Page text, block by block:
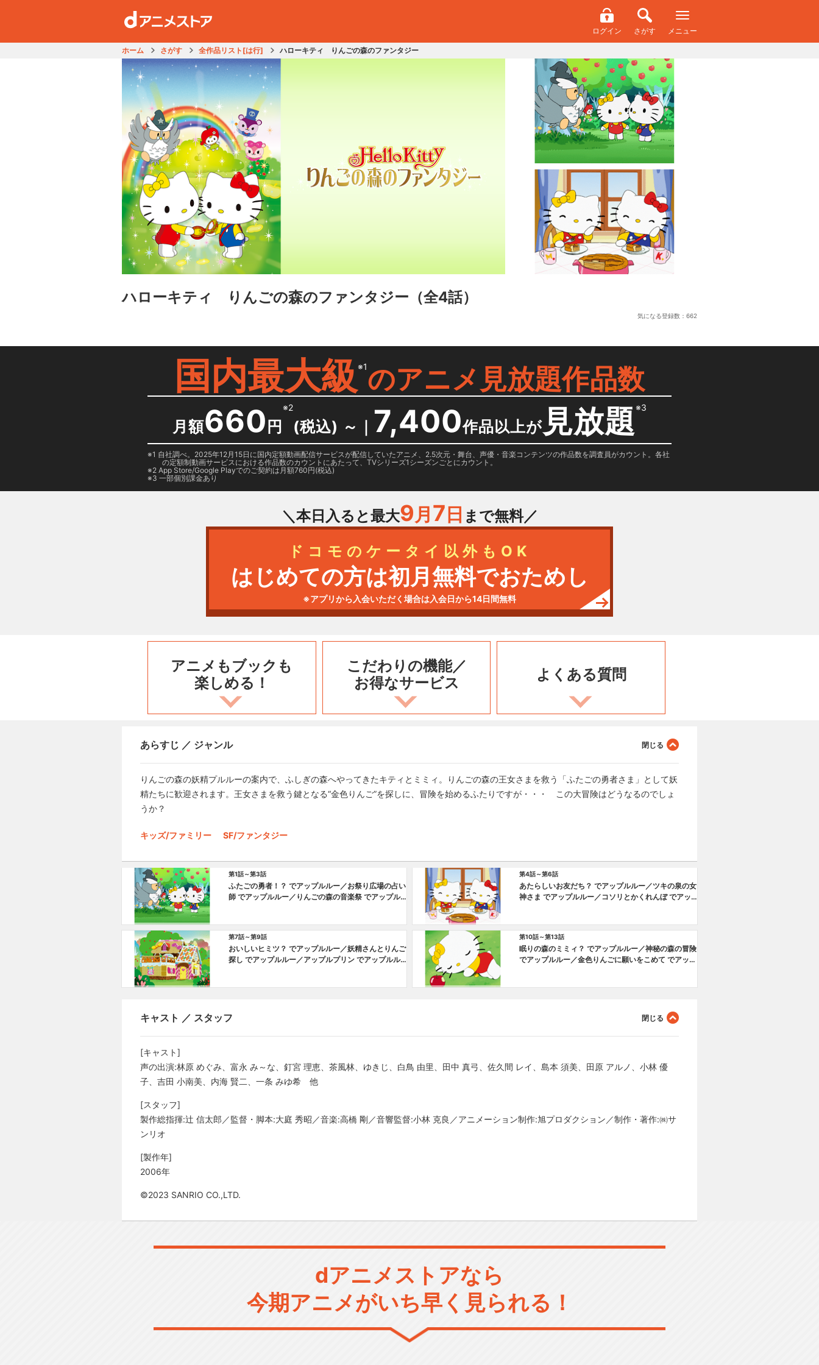
ログイン さがす メニュー
ホーム さがす 全作品リスト[は行] ハローキティ りんごの森のファンタジー
ハローキティ りんごの森のファンタジー （全4話）
気になる登録数： 662
国内最大級 ※1のアニメ見放題作品数
月額660 円
※2
(税込) ～ ｜ 7,400作品以上が 見放題※3
1 自社調べ。2025年12月15日に国内定額動画配信サービスが配信していたアニメ、2.5次元・舞台、声優・音楽コンテンツの作品数を調査員がカウント。各社
の定額制動画サービスにおける作品数のカウントにあたって、TVシリーズ1シーズンごとにカウント。
2 App Store/Google Playでのご契約は月額760円(税込)
3 一部個別課金あり
＼本日入ると最大9月 7 日 まで無料／
ドコモのケータイ以外もOK
はじめての方は初月無料でおためし
※アプリから入会いただく場合は入会日から14日間無料
アニメもブックも
楽しめる！
こだわりの機能／
お得なサービス
よくある質問
あらすじ ／ ジャンル
りんごの森の妖精プルルーの案内で、ふしぎの森へやってきたキティとミミィ。りんごの森の王女さまを救う「ふたごの勇者さま」として妖
精たちに歓迎されます。王女さまを救う鍵となる“金色りんご”を探しに、冒険を始めるふたりですが・・・ この大冒険はどうなるのでしょ
うか？
キッズ/ファミリー SF/ファンタジー
第1話～第3話
ふたごの勇者！？ でアップルルー／お祭り広場の占い
師 でアップルルー／りんごの森の音楽祭 でアップル
第4話～第6話
あたらしいお友だち？ でアップルルー／ツキの泉の女
神さま でアップルルー／コソリとかくれんぼ でアッ
第7話～第9話
おいしいヒミツ？ でアップルルー／妖精さんとりんご
探し でアップルルー／アップルプリン でアップルル
第10話～第13話
眠りの森のミミィ？ でアップルルー／神秘の森の冒険
でアップルルー／金色りんごに願いをこめて でアップ
キャスト ／ スタッフ
[キャスト]
声の出演:林原 めぐみ、富永 み～な、釘宮 理恵、茶風林、ゆきじ、白鳥 由里、田中 真弓、佐久間 レイ、島本 須美、田原 アルノ、小林 優
子、吉田 小南美、内海 賢二、一条 みゆ希 他
[スタッフ]
製作総指揮:辻 信太郎／監督・脚本:大庭 秀昭／音楽:高橋 剛／音響監督:小林 克良／アニメーション制作:旭プロダクション／制作・著作:㈱サ
ンリオ
[製作年]
2006年
©2023 SANRIO CO.,LTD.
dアニメストアなら
今期アニメがいち早く見られる！